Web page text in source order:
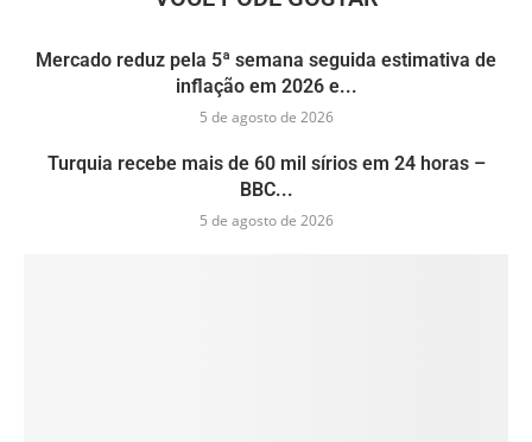
Mercado reduz pela 5ª semana seguida estimativa de
inflação em 2026 e...
5 de agosto de 2026
Turquia recebe mais de 60 mil sírios em 24 horas –
BBC...
5 de agosto de 2026